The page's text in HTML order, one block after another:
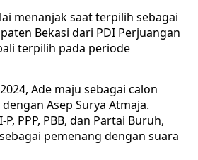
menanjak saat terpilih sebagai
Bekasi dari PDI Perjuangan
terpilih pada periode
Ade maju sebagai calon
Asep Surya Atmaja.
PPP, PBB, dan Partai Buruh,
pemenang dengan suara